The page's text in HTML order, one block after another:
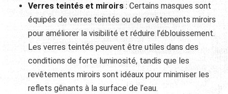
Verres teintés et miroirs : Certains masques sont
équipés de verres teintés ou de revêtements miroirs
pour améliorer la visibilité et réduire l’éblouissement.
Les verres teintés peuvent être utiles dans des
conditions de forte luminosité, tandis que les
revêtements miroirs sont idéaux pour minimiser les
reflets gênants à la surface de l’eau.